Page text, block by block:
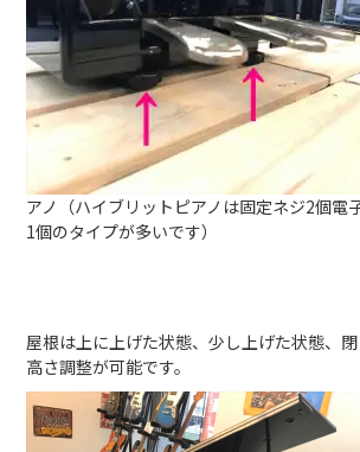
アノ（ハイブリットピアノは固定ネジ2個電
1個のタイプが多いです）
屋根は上に上げた状態、少し上げた状態、
高さ調整が可能です。